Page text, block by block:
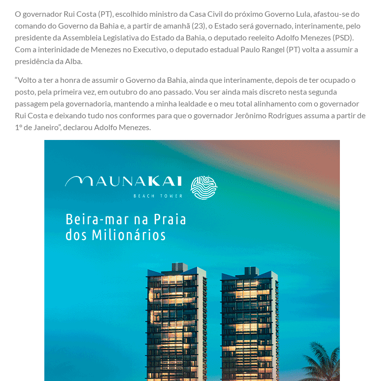
O governador Rui Costa (PT), escolhido ministro da Casa Civil do próximo Governo Lula, afastou-se do
comando do Governo da Bahia e, a partir de amanhã (23), o Estado será governado, interinamente, pelo
presidente da Assembleia Legislativa do Estado da Bahia, o deputado reeleito Adolfo Menezes (PSD).
Com a interinidade de Menezes no Executivo, o deputado estadual Paulo Rangel (PT) volta a assumir a
presidência da Alba.
“Volto a ter a honra de assumir o Governo da Bahia, ainda que interinamente, depois de ter ocupado o
posto, pela primeira vez, em outubro do ano passado. Vou ser ainda mais discreto nesta segunda
passagem pela governadoria, mantendo a minha lealdade e o meu total alinhamento com o governador
Rui Costa e deixando tudo nos conformes para que o governador Jerônimo Rodrigues assuma a partir de
1° de Janeiro”, declarou Adolfo Menezes.